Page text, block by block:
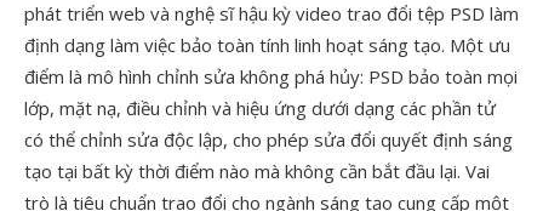
phát triển web và nghệ sĩ hậu kỳ video trao đổi tệp PSD làm
định dạng làm việc bảo toàn tính linh hoạt sáng tạo. Một ưu
điểm là mô hình chỉnh sửa không phá hủy: PSD bảo toàn mọi
lớp, mặt nạ, điều chỉnh và hiệu ứng dưới dạng các phần tử
có thể chỉnh sửa độc lập, cho phép sửa đổi quyết định sáng
tạo tại bất kỳ thời điểm nào mà không cần bắt đầu lại. Vai
trò là tiêu chuẩn trao đổi cho ngành sáng tạo cung cấp một